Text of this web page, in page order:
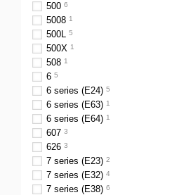
500 6
5008 1
500L 5
500X 1
508 1
6 5
6 series (E24) 5
6 series (E63) 1
6 series (E64) 1
607 3
626 3
7 series (E23) 2
7 series (E32) 4
7 series (E38) 6